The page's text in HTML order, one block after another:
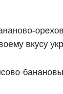
вкусу